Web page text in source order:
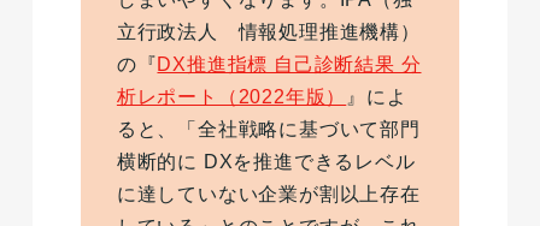
立行政法人 情報処理推進機構）
の『DX推進指標 自己診断結果 分
析レポート（2022年版）
』によ
ると、「全社戦略に基づいて部門
横断的に DXを推進できるレベル
に達していない企業が割以上存在